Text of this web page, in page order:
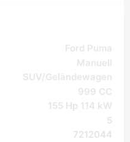
Ford Puma
Manuell
SUV/Geländewagen
999 CC
155 Hp 114 kW
5
7212044